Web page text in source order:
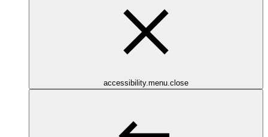
accessibility.menu.close